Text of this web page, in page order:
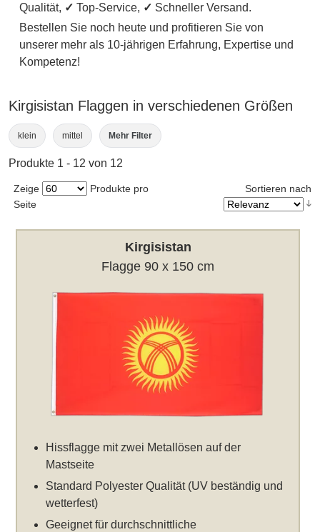
Qualität, ✓ Top-Service, ✓ Schneller Versand.
Bestellen Sie noch heute und profitieren Sie von
unserer mehr als 10-jährigen Erfahrung, Expertise und
Kompetenz!
Kirgisistan Flaggen in verschiedenen Größen
klein mittel Mehr Filter
Produkte 1 - 12 von 12
Zeige
Produkte pro
Seite
Sortieren nach
Kirgisistan
Flagge 90 x 150 cm
Hissflagge mit zwei Metallösen auf der
Mastseite
Standard Polyester Qualität (UV beständig und
wetterfest)
Geeignet für durchschnittliche